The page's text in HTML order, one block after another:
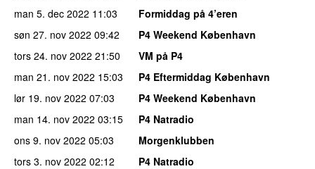
man 5. dec 2022 11:03
Formiddag på 4’eren
søn 27. nov 2022 09:42
P4 Weekend København
tors 24. nov 2022 21:50
VM på P4
man 21. nov 2022 15:03
P4 Eftermiddag København
lør 19. nov 2022 07:03
P4 Weekend København
man 14. nov 2022 03:15
P4 Natradio
ons 9. nov 2022 05:03
Morgenklubben
tors 3. nov 2022 02:12
P4 Natradio